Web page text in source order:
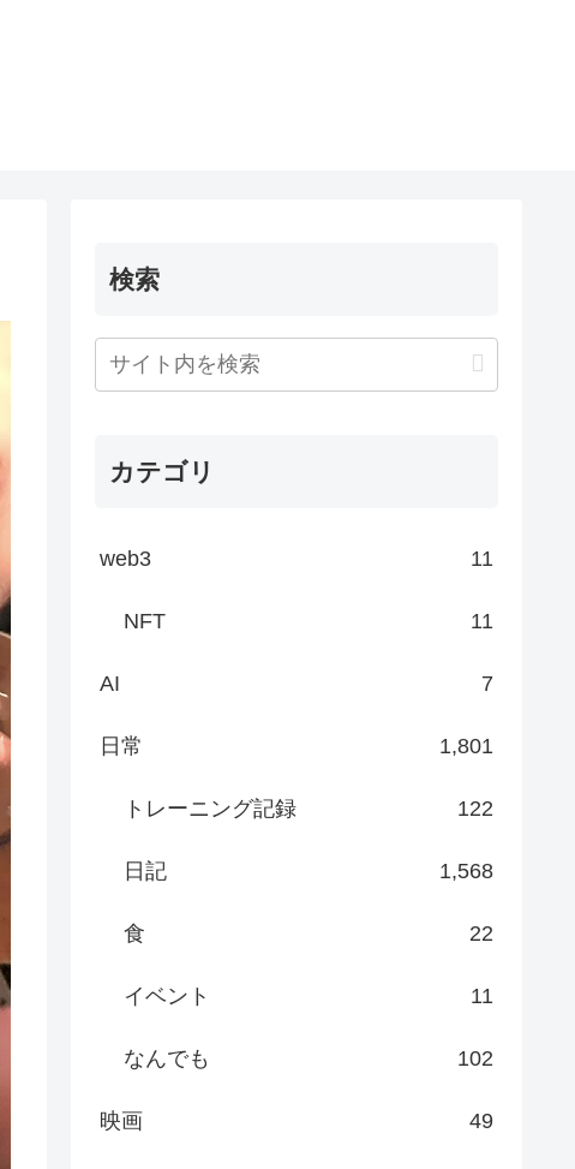
検索
カテゴリ
web3 11
NFT 11
AI 7
日常 1,801
トレーニング記録 122
日記 1,568
食 22
イベント 11
なんでも 102
映画 49